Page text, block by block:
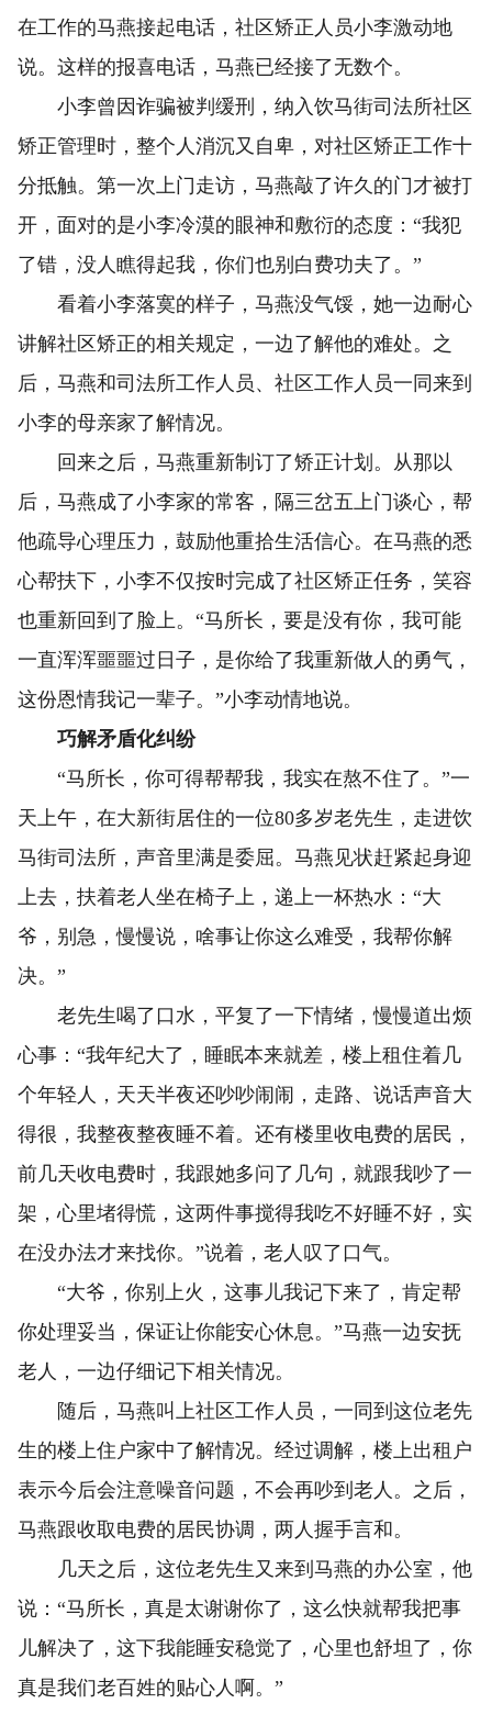
在工作的马燕接起电话，社区矫正人员小李激动地
说。这样的报喜电话，马燕已经接了无数个。
小李曾因诈骗被判缓刑，纳入饮马街司法所社区
矫正管理时，整个人消沉又自卑，对社区矫正工作十
分抵触。第一次上门走访，马燕敲了许久的门才被打
开，面对的是小李冷漠的眼神和敷衍的态度：“我犯
了错，没人瞧得起我，你们也别白费功夫了。”
看着小李落寞的样子，马燕没气馁，她一边耐心
讲解社区矫正的相关规定，一边了解他的难处。之
后，马燕和司法所工作人员、社区工作人员一同来到
小李的母亲家了解情况。
回来之后，马燕重新制订了矫正计划。从那以
后，马燕成了小李家的常客，隔三岔五上门谈心，帮
他疏导心理压力，鼓励他重拾生活信心。在马燕的悉
心帮扶下，小李不仅按时完成了社区矫正任务，笑容
也重新回到了脸上。“马所长，要是没有你，我可能
一直浑浑噩噩过日子，是你给了我重新做人的勇气，
这份恩情我记一辈子。”小李动情地说。
巧解矛盾化纠纷
“马所长，你可得帮帮我，我实在熬不住了。”一
天上午，在大新街居住的一位80多岁老先生，走进饮
马街司法所，声音里满是委屈。马燕见状赶紧起身迎
上去，扶着老人坐在椅子上，递上一杯热水：“大
爷，别急，慢慢说，啥事让你这么难受，我帮你解
决。”
老先生喝了口水，平复了一下情绪，慢慢道出烦
心事：“我年纪大了，睡眠本来就差，楼上租住着几
个年轻人，天天半夜还吵吵闹闹，走路、说话声音大
得很，我整夜整夜睡不着。还有楼里收电费的居民，
前几天收电费时，我跟她多问了几句，就跟我吵了一
架，心里堵得慌，这两件事搅得我吃不好睡不好，实
在没办法才来找你。”说着，老人叹了口气。
“大爷，你别上火，这事儿我记下来了，肯定帮
你处理妥当，保证让你能安心休息。”马燕一边安抚
老人，一边仔细记下相关情况。
随后，马燕叫上社区工作人员，一同到这位老先
生的楼上住户家中了解情况。经过调解，楼上出租户
表示今后会注意噪音问题，不会再吵到老人。之后，
马燕跟收取电费的居民协调，两人握手言和。
几天之后，这位老先生又来到马燕的办公室，他
说：“马所长，真是太谢谢你了，这么快就帮我把事
儿解决了，这下我能睡安稳觉了，心里也舒坦了，你
真是我们老百姓的贴心人啊。”